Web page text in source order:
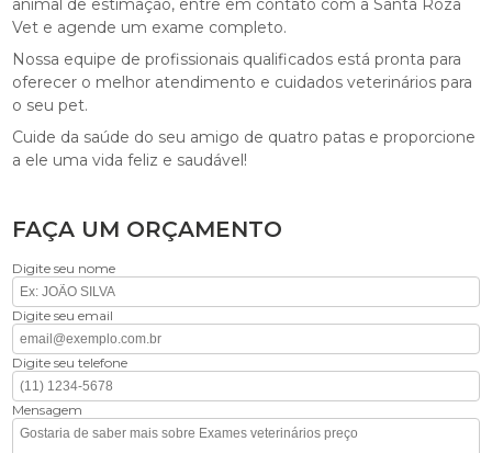
animal de estimação, entre em contato com a Santa Roza
Vet e agende um exame completo.
Nossa equipe de profissionais qualificados está pronta para
oferecer o melhor atendimento e cuidados veterinários para
o seu pet.
Cuide da saúde do seu amigo de quatro patas e proporcione
a ele uma vida feliz e saudável!
FAÇA UM ORÇAMENTO
Digite seu nome
Digite seu email
Digite seu telefone
Mensagem